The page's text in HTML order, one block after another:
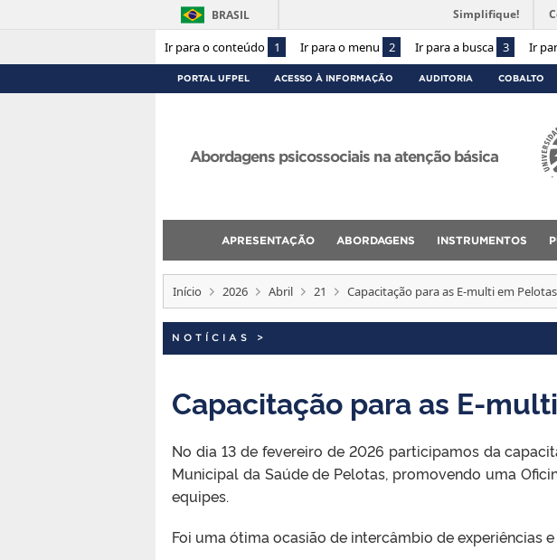
Ir para o conteúdo 1 Ir para o menu 2 Ir para a busca 3 Ir
BRASIL Simplifique!
PORTAL UFPEL ACESSO À INFORMAÇÃO AUDITORIA COBALTO
Abordagens psicossociais na atenção básica
APRESENTAÇÃO ABORDAGENS INSTRUMENTOS
Início 2026 Abril 21 Capacitação para as E-multi em Pelotas
NOTÍCIAS >
Capacitação para as E-
No dia 13 de fevereiro de 2026 participamos da
Municipal da Saúde de Pelotas, promovendo uma
equipes.
Foi uma ótima ocasião de intercâmbio de experiências